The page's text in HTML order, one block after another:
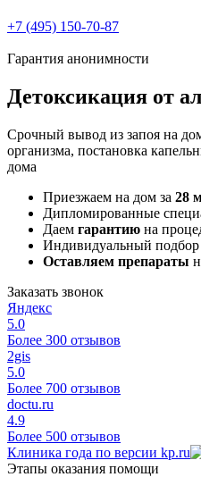
+7 (495) 150-70-87
Гарантия анонимности
Детоксикация от
Срочный вывод из запоя на
организма, постановка
дома
Приезжаем на дом за 28
Дипломированные
Даем гарантию на
Индивидуальный подбор
Оставляем препараты
Заказать звонок
Яндекс
5.0
Более 300 отзывов
2gis
5.0
Более 700 отзывов
doctu.ru
4.9
Более 500 отзывов
Клиника года по версии kp.ru
Этапы оказания помощи